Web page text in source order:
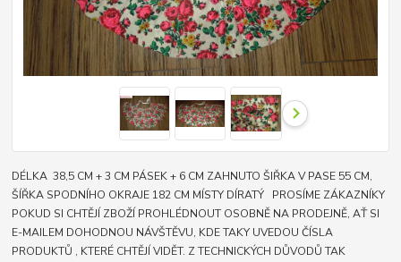
DÉLKA 38,5 CM + 3 CM PÁSEK + 6 CM ZAHNUTO ŠIŘKA V PASE 55 CM,
ŠÍŘKA SPODNÍHO OKRAJE 182 CM MÍSTY DÍRATÝ PROSÍME ZÁKAZNÍKY
POKUD SI CHTĚJÍ ZBOŽÍ PROHLÉDNOUT OSOBNĚ NA PRODEJNĚ, AŤ SI
E-MAILEM DOHODNOU NÁVŠTĚVU, KDE TAKY UVEDOU ČÍSLA
PRODUKTŮ , KTERÉ CHTĚJÍ VIDĚT. Z TECHNICKÝCH DŮVODŮ TAK